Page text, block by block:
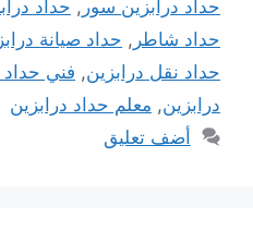
حداد درابزين سور , حداد
حداد شاطر , حداد صيانة
حداد نقل درابزين, فني حداد
درابزين, معلم حداد درابزين
أضف تعليق